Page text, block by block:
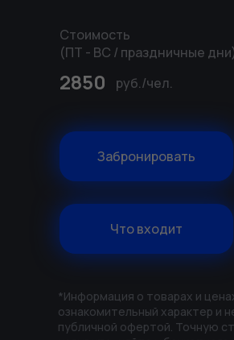
marketing.fantazy@gmail.com
Стоимость
(ПТ - ВС / праздничные
руб./чел.
2850
Забронировать
*Информация о товарах и
ознакомительный характер и
публичной офертой. Точную
Что входит